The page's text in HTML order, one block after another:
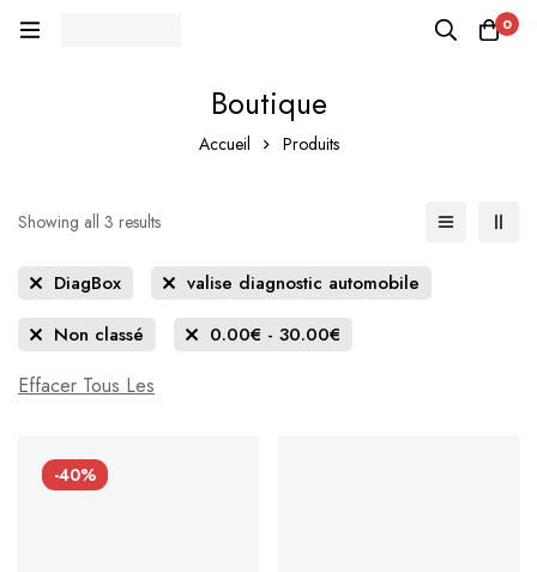
0
Boutique
Accueil Produits
Showing all 3 results
DiagBox
valise diagnostic automobile
Non classé
0.00€ - 30.00€
Effacer Tous Les
-40%